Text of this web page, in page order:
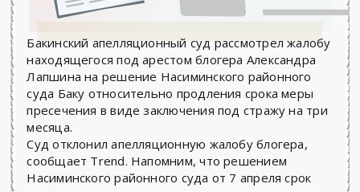
Бакинский апелляционный суд рассмотрел жалобу
находящегося под арестом блогера Александра
Лапшина на решение Насиминского районного
суда Баку относительно продления срока меры
пресечения в виде заключения под стражу на три
месяца.
Суд отклонил апелляционную жалобу блогера,
сообщает Trend. Напомним, что решением
Насиминского районного суда от 7 апреля срок